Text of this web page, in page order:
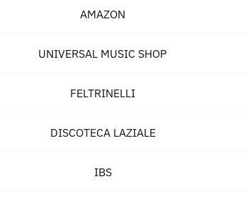
AMAZON
UNIVERSAL MUSIC SHOP
FELTRINELLI
DISCOTECA LAZIALE
IBS